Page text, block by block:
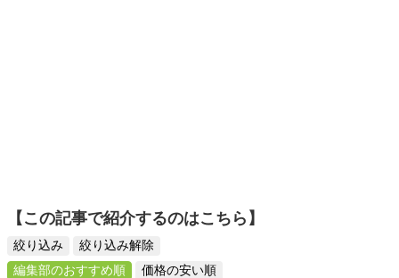
【この記事で紹介するのはこちら】
絞り込み
絞り込み解除
編集部のおすすめ順
価格の安い順